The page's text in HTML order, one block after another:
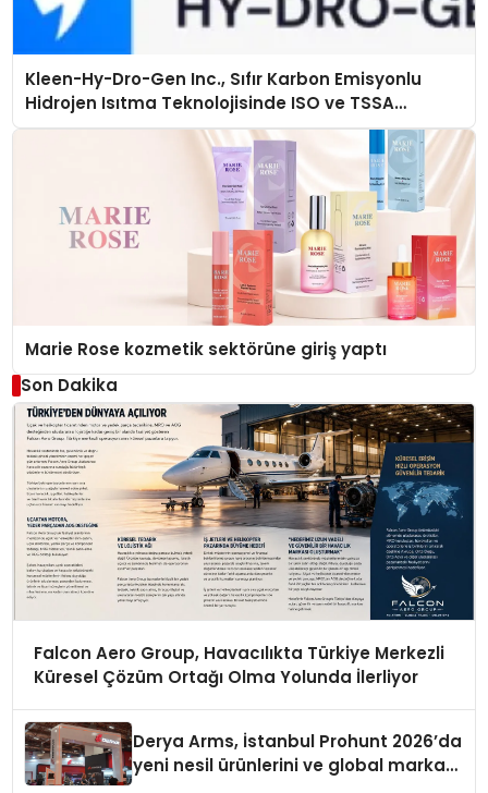
Kleen-Hy-Dro-Gen Inc., Sıfır Karbon Emisyonlu
Hidrojen Isıtma Teknolojisinde ISO ve TSSA
Düzenleyici Onaylarını Aldı
Marie Rose kozmetik sektörüne giriş yaptı
Son Dakika
Falcon Aero Group, Havacılıkta Türkiye Merkezli
Küresel Çözüm Ortağı Olma Yolunda İlerliyor
Derya Arms, İstanbul Prohunt 2026’da
yeni nesil ürünlerini ve global marka